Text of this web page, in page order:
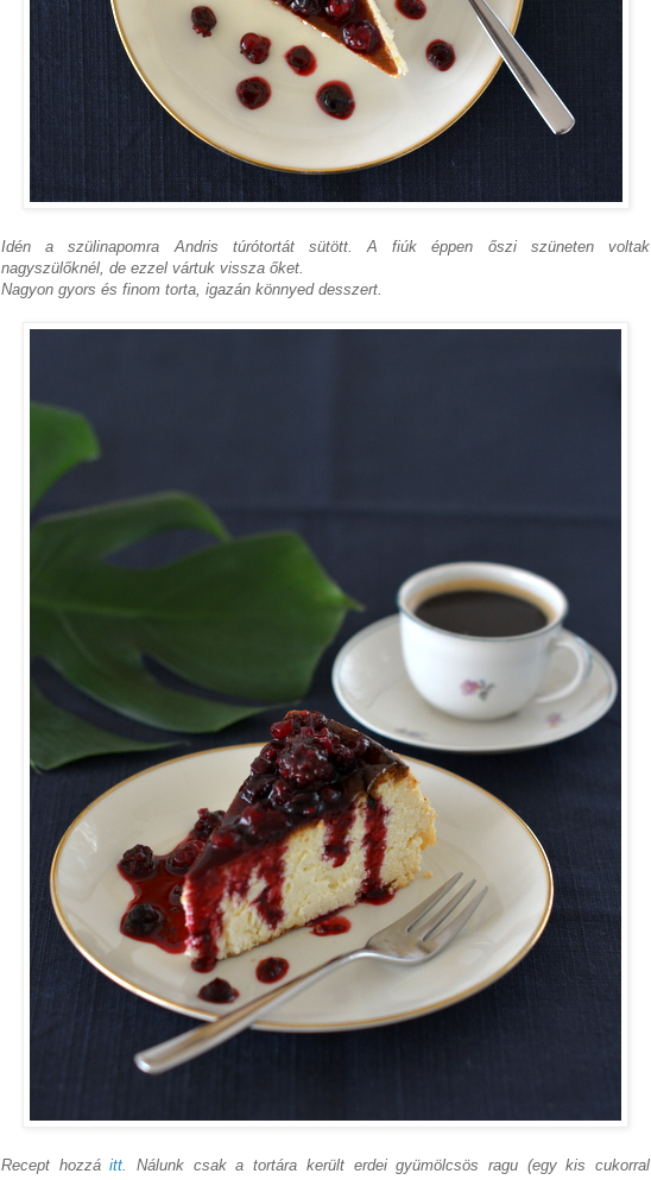
Idén a szülinapomra Andris túrótortát sütött. A fiúk éppen őszi szüneten voltak
nagyszülőknél, de ezzel vártuk vissza őket.
Nagyon gyors és finom torta, igazán könnyed desszert.
Recept hozzáitt. Nálunk csak a tortára került erdei gyümölcsös ragu (egy kis cukorral